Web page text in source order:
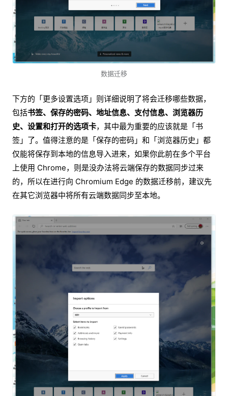
数据迁移
下方的「更多设置选项」则详细说明了将会迁移哪些数据，
包括书签、保存的密码、地址信息、支付信息、浏览器历
史、设置和打开的选项卡，其中最为重要的应该就是「书
签」了。值得注意的是「保存的密码」和「浏览器历史」都
仅能将保存到本地的信息导入进来，如果你此前在多个平台
上使用 Chrome，则是没办法将云端保存的数据同步过来
的，所以在进行向 Chromium Edge 的数据迁移前，建议先
在其它浏览器中将所有云端数据同步至本地。